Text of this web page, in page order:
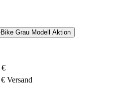
Grau Modell Aktion
€
Versand